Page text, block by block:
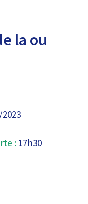
la ou
: 17h30